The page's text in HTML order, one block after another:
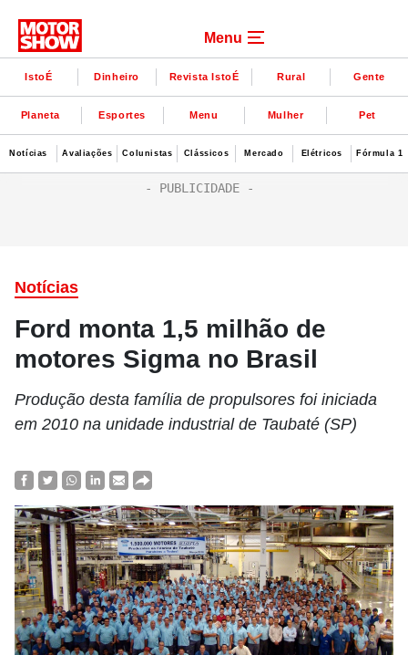
Menu
IstoÉ Dinheiro Revista IstoÉ Rural Gente
Planeta Esportes Menu Mulher Pet
Notícias Avaliações Colunistas Clássicos Mercado Elétricos Fórmula 1
Notícias
Ford monta 1,5 milhão de
motores Sigma no Brasil
Produção desta família de propulsores foi iniciada
em 2010 na unidade industrial de Taubaté (SP)